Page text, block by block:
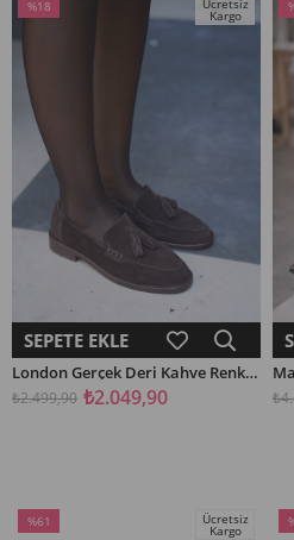
SEPETE EKLE
%18
Kargo
London Gerçek Deri Kahve Renkli Süet Kadın Kısa Topuklu Babet
₺2.049,90
₺2.499,90
%61
Ücretsiz
Kargo